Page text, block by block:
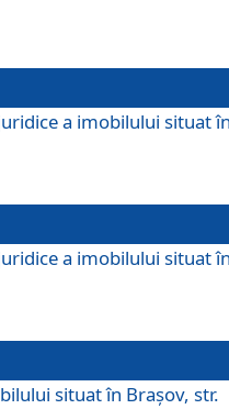
a imobilului situat
a imobilului situat
situat în Brașov, str.